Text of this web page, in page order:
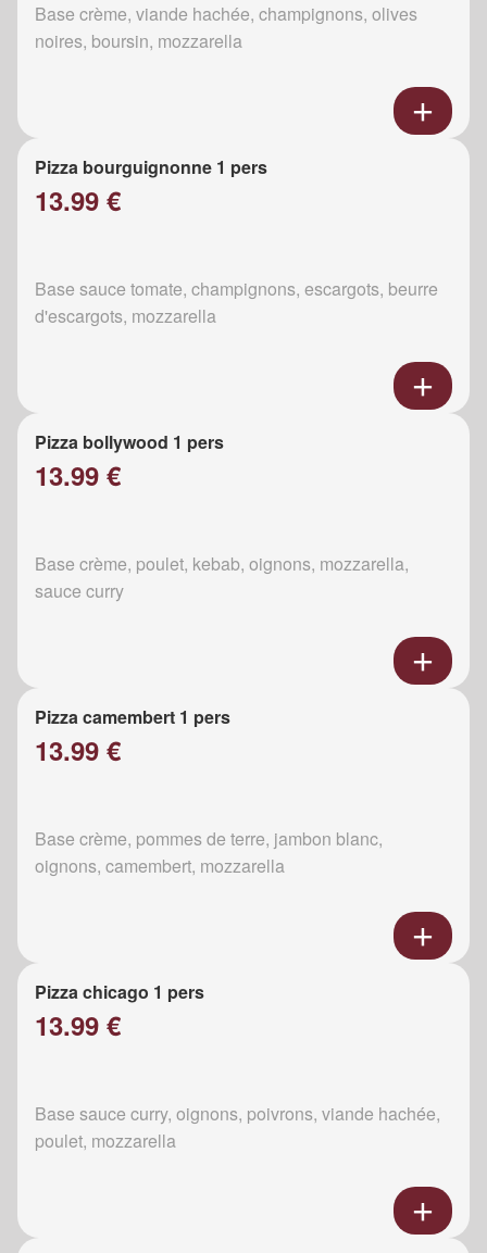
Base crème, viande hachée, champignons, olives
noires, boursin, mozzarella
Pizza bourguignonne 1 pers
13.99 €
Base sauce tomate, champignons, escargots, beurre
d'escargots, mozzarella
Pizza bollywood 1 pers
13.99 €
Base crème, poulet, kebab, oignons, mozzarella,
sauce curry
Pizza camembert 1 pers
13.99 €
Base crème, pommes de terre, jambon blanc,
oignons, camembert, mozzarella
Pizza chicago 1 pers
13.99 €
Base sauce curry, oignons, poivrons, viande hachée,
poulet, mozzarella